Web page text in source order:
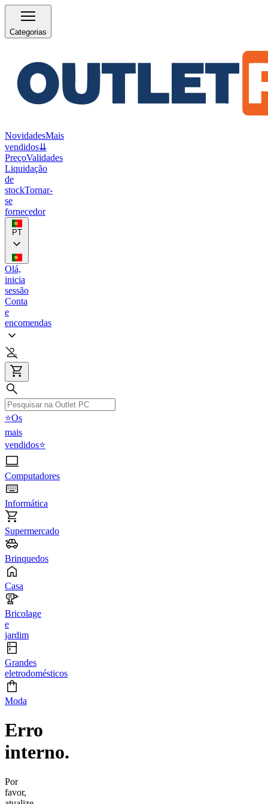
Categorias
NovidadesMais
vendidos⇊
PreçoValidades
Liquidação
de
stockTornar-
se
fornecedor
PT
Olá,
inicia
sessão
Conta
e
encomendas
⭐Os
mais
vendidos⭐
Computadores
Informática
Supermercado
Brinquedos
Casa
Bricolage
e
jardim
Grandes
eletrodomésticos
Moda
Erro
interno.
Por
favor,